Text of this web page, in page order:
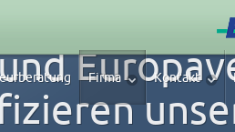
Firma Kontakt